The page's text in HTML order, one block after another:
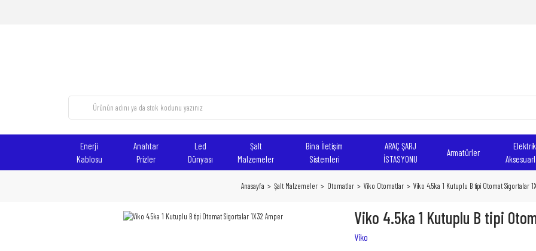
Enerji
Kablosu
Anahtar
Prizler
Led
Dünyası
Şalt
Malzemeler
Bina İletişim
Sistemleri
ARAÇ ŞARJ
İSTASYONU
Armatürler
Elektrik
Anasayfa Şalt Malzemeler Otomatlar Viko Otomatlar Viko 4.5ka 1 Kutuplu B tipi Otomat Sigortalar
Viko 4.5ka 1 Kutuplu B tipi
Viko